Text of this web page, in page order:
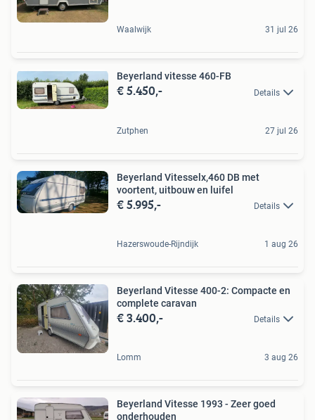
Waalwijk 31 jul 26
Beyerland vitesse 460-FB
€ 5.450,- Details
Zutphen 27 jul 26
Beyerland Vitesselx,460 DB met
voortent, uitbouw en luifel
€ 5.995,- Details
Hazerswoude-Rijndijk 1 aug 26
Beyerland Vitesse 400-2: Compacte en
complete caravan
€ 3.400,- Details
Lomm 3 aug 26
Beyerland Vitesse 1993 - Zeer goed
onderhouden